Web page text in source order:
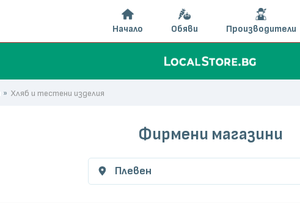
Хляб и тестени изделия
Фирмени магазини
Плевен
Начало Обяви Производители